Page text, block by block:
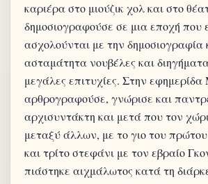
καριέρα στο μιούζικ χολ και στο
δημοσιογραφούσε σε μια εποχή που
ασχολούνται με την δημοσιογραφία
ασταμάτητα νουβέλες και
μεγάλες επιτυχίες. Στην
αρθρογραφούσε, γνώρισε και
αρχισυντάκτη και μετά που τον
μεταξύ άλλων, με το γιο του
και τρίτο στεφάνι με τον εβραίο
πιάστηκε αιχμάλωτος κατά τη